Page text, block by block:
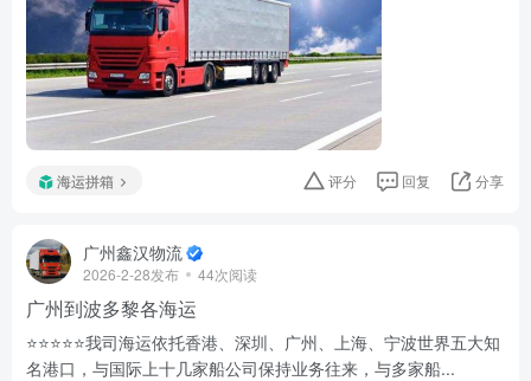
海运拼箱 评分 回复 分享
广州鑫汉物流
2026-2-28发布 44次阅读
广州到波多黎各海运
⭐️⭐️⭐️⭐️⭐️我司海运依托香港、深圳、广州、上海、宁波世界五大知
名港口，与国际上十几家船公司保持业务往来，与多家船...